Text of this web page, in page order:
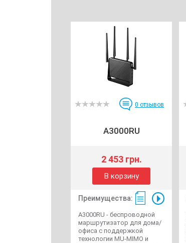
0 отзывов
A3000RU
2 453 грн.
В корзину
Преимущества:
A3000RU - беспроводной
маршрутизатор для дома/
офиса с поддержкой
технологии MU-MIMO и